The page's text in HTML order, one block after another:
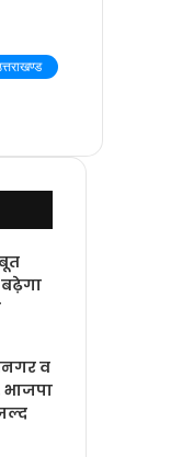
बढ़ेगा
व